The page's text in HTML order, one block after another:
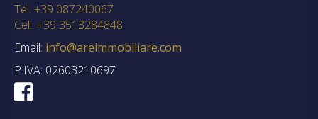
Tel. +39 087240067
Cell. +39 3513284848
Email: info@areimmobiliare.com
P.IVA: 02603210697